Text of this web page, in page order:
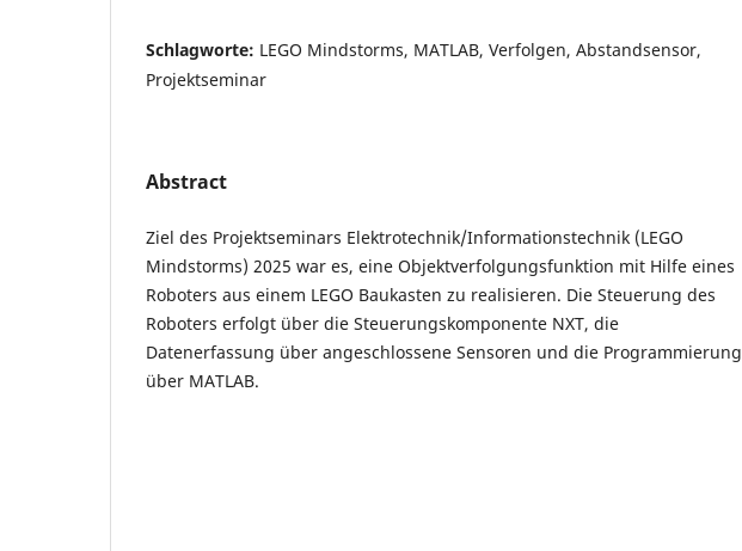
Schlagworte: LEGO Mindstorms, MATLAB, Verfolgen, Abstandsensor,
Projektseminar
Abstract
Ziel des Projektseminars Elektrotechnik/Informationstechnik (LEGO
Mindstorms) 2025 war es, eine Objektverfolgungsfunktion mit Hilfe eines
Roboters aus einem LEGO Baukasten zu realisieren. Die Steuerung des
Roboters erfolgt über die Steuerungskomponente NXT, die
Datenerfassung über angeschlossene Sensoren und die Programmierung
über MATLAB.